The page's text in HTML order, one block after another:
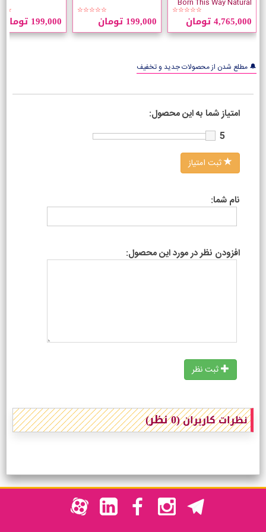
☆☆☆☆☆
4,765,000 تومان
☆☆☆☆☆
199,000 تومان 199,000 تومان
🔔 مطلع شدن از محصولات جدید و تخفیف
امتیاز شما به این محصول:
5
ثبت امتیاز
نام شما:
افزودن نظر در مورد این محصول:
ثبت نظر
نظرات کاربران(0 نظر)